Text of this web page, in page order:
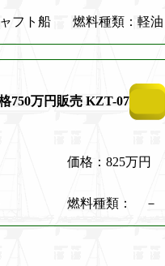
フト船 燃料種類：軽油
750万円販売 KZT-07
価格：825万円
燃料種類： －